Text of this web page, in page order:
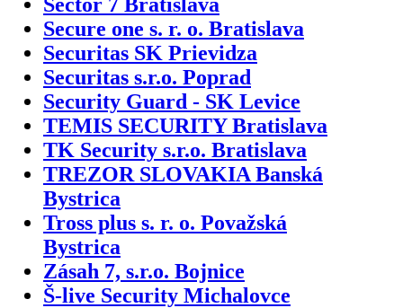
Secure one s. r. o. Bratislava
Securitas SK Prievidza
Securitas s.r.o. Poprad
Security Guard - SK Levice
TEMIS SECURITY Bratislava
TK Security s.r.o. Bratislava
TREZOR SLOVAKIA Banská
Bystrica
Tross plus s. r. o. Považská
Bystrica
Zásah 7, s.r.o. Bojnice
Š-live Security Michalovce